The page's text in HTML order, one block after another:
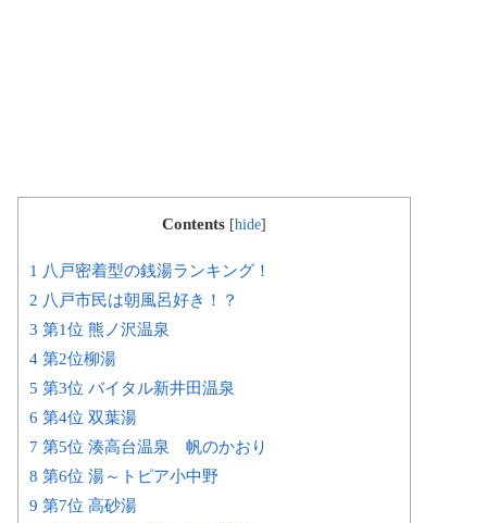
Contents [hide]
1 八戸密着型の銭湯ランキング！
2 八戸市民は朝風呂好き！？
3 第1位 熊ノ沢温泉
4 第2位柳湯
5 第3位 バイタル新井田温泉
6 第4位 双葉湯
7 第5位 湊高台温泉 帆のかおり
8 第6位 湯～トピア小中野
9 第7位 高砂湯